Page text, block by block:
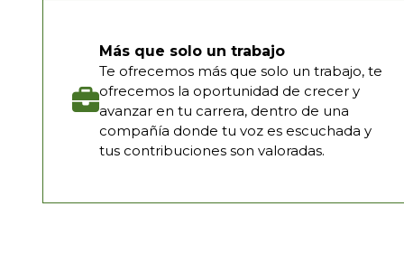
Más que solo un trabajo
Te ofrecemos más que solo un trabajo, te
ofrecemos la oportunidad de crecer y
avanzar en tu carrera, dentro de una
compañía donde tu voz es escuchada y
tus contribuciones son valoradas.